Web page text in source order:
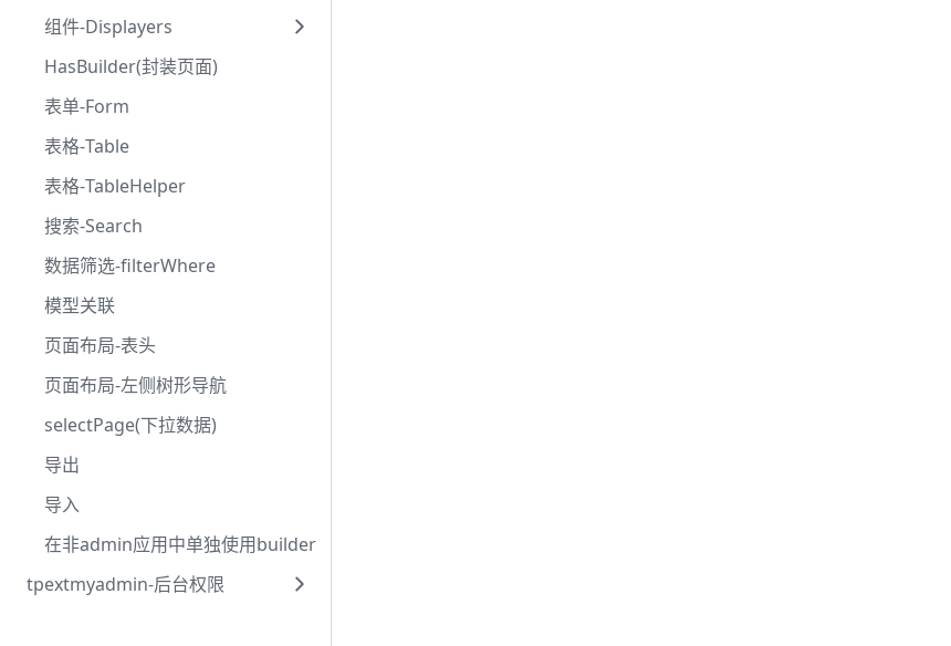
组件-Displayers
HasBuilder(封装页面)
表单-Form
表格-Table
表格-TableHelper
搜索-Search
数据筛选-filterWhere
模型关联
页面布局-表头
页面布局-左侧树形导航
selectPage(下拉数据)
导出
导入
在非admin应用中单独使用builder
tpextmyadmin-后台权限